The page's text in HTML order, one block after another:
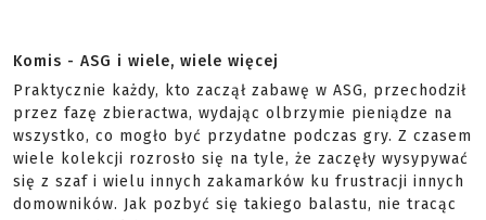
Komis - ASG i wiele, wiele więcej
Praktycznie każdy, kto zaczął zabawę w ASG, przechodził
przez fazę zbieractwa, wydając olbrzymie pieniądze na
wszystko, co mogło być przydatne podczas gry. Z czasem
wiele kolekcji rozrosło się na tyle, że zaczęły wysypywać
się z szaf i wielu innych zakamarków ku frustracji innych
domowników. Jak pozbyć się takiego balastu, nie tracąc